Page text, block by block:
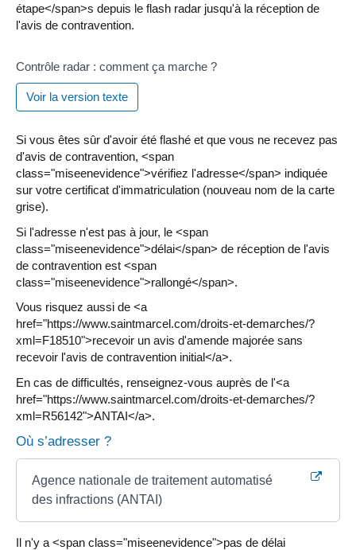
étape</span>s depuis le flash radar jusqu'à la réception de
l'avis de contravention.
Contrôle radar : comment ça marche ?
Voir la version texte
Si vous êtes sûr d'avoir été flashé et que vous ne recevez pas
d'avis de contravention, <span
class="miseenevidence">vérifiez l'adresse</span> indiquée
sur votre certificat d'immatriculation (nouveau nom de la carte
grise).
Si l'adresse n'est pas à jour, le <span
class="miseenevidence">délai</span> de réception de l'avis
de contravention est <span
class="miseenevidence">rallongé</span>.
Vous risquez aussi de <a
href="https://www.saintmarcel.com/droits-et-demarches/?
xml=F18510">recevoir un avis d'amende majorée sans
recevoir l'avis de contravention initial</a>.
En cas de difficultés, renseignez-vous auprès de l'<a
href="https://www.saintmarcel.com/droits-et-demarches/?
xml=R56142">ANTAI</a>.
Où s’adresser ?
Agence nationale de traitement automatisé
des infractions (ANTAI)
Il n'y a <span class="miseenevidence">pas de délai